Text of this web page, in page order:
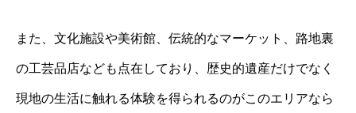
また、文化施設や美術館、伝統的なマーケット、路地裏
の工芸品店なども点在しており、歴史的遺産だけでなく
現地の生活に触れる体験を得られるのがこのエリアなら